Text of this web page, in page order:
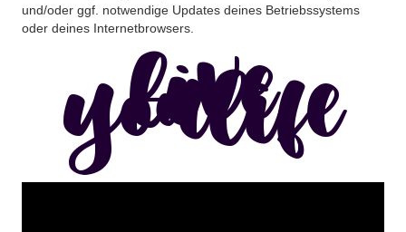
und/oder ggf. notwendige Updates deines Betriebssystems
oder deines Internetbrowsers.
live
youlife